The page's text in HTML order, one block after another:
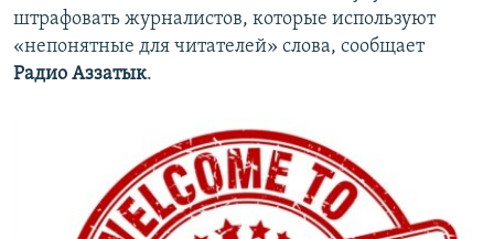
поискуИНФОГРАФИКА
ТЕЛЕПРОЕКТ КРЫМ.РЕАЛИИ
ПРОПАВШИЕ БЕЗ ВЕСТИ
ПОБЕДИТЕЛЕЙ НЕ СУДЯТ?
КРЫМ.НЕПОКОРЕННЫЙ
КАК ОБОЙТИ БЛОКИРОВКУ
Українською
ПРИСОЕДИНЯЙТЕСЬ!
штрафовать журналистов, которые используют
«непонятные для читателей» слова, сообщает
Радио Аззатык.